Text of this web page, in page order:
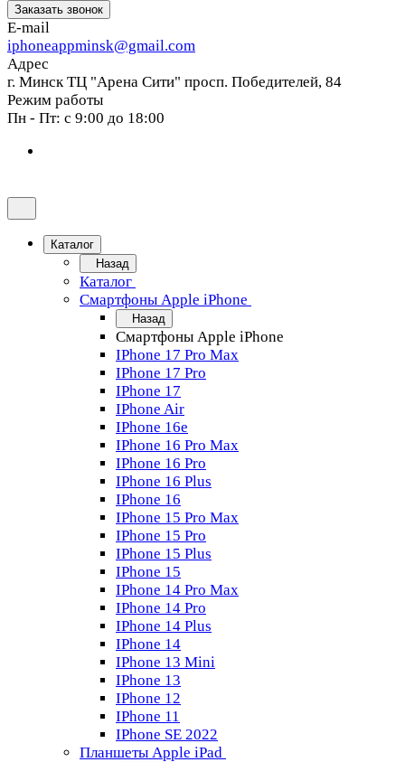
Заказать звонок
E-mail
iphoneappminsk@gmail.com
Адрес
г. Минск ТЦ "Арена Сити" просп. Победителей, 84
Режим работы
Пн - Пт: с 9:00 до 18:00
Каталог
Назад
Каталог
Смартфоны Apple iPhone
Назад
Смартфоны Apple iPhone
IPhone 17 Pro Max
IPhone 17 Pro
IPhone 17
IPhone Air
IPhone 16e
IPhone 16 Pro Max
IPhone 16 Pro
IPhone 16 Plus
IPhone 16
IPhone 15 Pro Max
IPhone 15 Pro
IPhone 15 Plus
IPhone 15
IPhone 14 Pro Max
IPhone 14 Pro
IPhone 14 Plus
IPhone 14
IPhone 13 Mini
IPhone 13
IPhone 12
IPhone 11
IPhone SE 2022
Планшеты Apple iPad